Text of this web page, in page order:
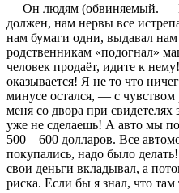
— Он людям (обвиняемый. —
должен, нам нервы все
нам бумаги одни, выдавал
родственникам «подогнал»
человек продаёт, идите к
оказывается! Я не то что
минусе остался, — с
меня со двора при
уже не сделаешь! А авто мы
500—600 долларов. Все
покупались, надо было
свои деньги вкладывал, а
риска. Если бы я знал, что